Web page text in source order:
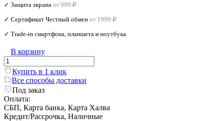
✓ Защита экрана от 999 ₽
✓ Сертификат Честный обмен от 1999 ₽
✓ Trade‑in смартфона, планшета и ноутбука
В корзину
Купить в 1 клик
Все способы доставки
Под заказ
Оплата:
СБП, Карта банка, Карта Халва
Кредит/Рассрочка, Наличные